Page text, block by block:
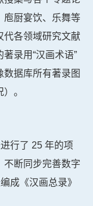
庖厨宴饮、乐舞等
代各领域研究文献
录用“汉画术语”
据库所有著录图
。
行了 25 年的项
不断同步完善数字
成《汉画总录》